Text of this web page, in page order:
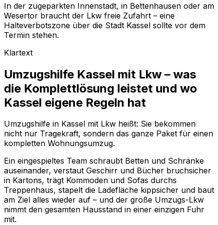
In der zugeparkten Innenstadt, in Bettenhausen oder am
Wesertor braucht der Lkw freie Zufahrt – eine
Halteverbotszone über die Stadt Kassel sollte vor dem
Termin stehen.
Klartext
Umzugshilfe Kassel mit Lkw – was
die Komplettlösung leistet und wo
Kassel eigene Regeln hat
Umzugshilfe in Kassel mit Lkw heißt: Sie bekommen
nicht nur Tragekraft, sondern das ganze Paket für einen
kompletten Wohnungsumzug.
Ein eingespieltes Team schraubt Betten und Schränke
auseinander, verstaut Geschirr und Bücher bruchsicher
in Kartons, trägt Kommoden und Sofas durchs
Treppenhaus, stapelt die Ladefläche kippsicher und baut
am Ziel alles wieder auf – und der große Umzugs-Lkw
nimmt den gesamten Hausstand in einer einzigen Fuhr
mit.